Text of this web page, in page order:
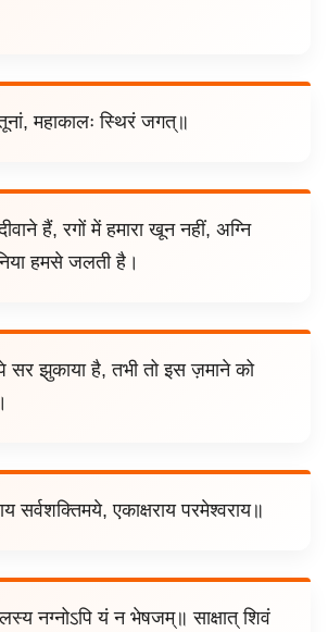
महाकालः स्थिरं जगत्॥
हैं, रगों में हमारा खून नहीं, अग्नि
हमसे जलती है।
सर झुकाया है, तभी तो इस ज़माने को
सर्वशक्तिमये, एकाक्षराय परमेश्वराय॥
नग्नोऽपि यं न भेषजम्॥ साक्षात् शिवं